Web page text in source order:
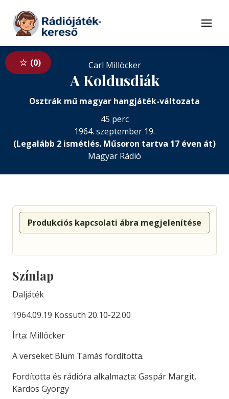
Tovább a tartalomhoz
Menü
0 Carl Millöcker
A Koldusdiák
Osztrák mű magyar hangjáték-változata
45 perc
1964. szeptember 19.
(Legalább 2 ismétlés. Műsoron tartva 17 éven át)
Magyar Rádió
Produkciós kapcsolati ábra megjelenítése
Színlap
Daljáték
1964.09.19 Kossuth 20.10-22.00
Írta: Millöcker
A verseket Blum Tamás fordította.
Fordította és rádióra alkalmazta: Gaspár Margit,
Kardos György